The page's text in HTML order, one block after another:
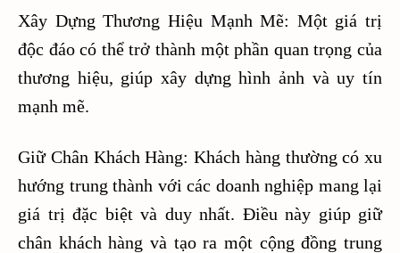
Xây Dựng Thương Hiệu Mạnh Mẽ: Một giá trị
độc đáo có thể trở thành một phần quan trọng của
thương hiệu, giúp xây dựng hình ảnh và uy tín
mạnh mẽ.
Giữ Chân Khách Hàng: Khách hàng thường có xu
hướng trung thành với các doanh nghiệp mang lại
giá trị đặc biệt và duy nhất. Điều này giúp giữ
chân khách hàng và tạo ra một cộng đồng trung